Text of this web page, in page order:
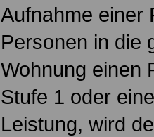
Aufnahme einer
Personen in die
Wohnung einen
Stufe 1 oder
Leistung, wird